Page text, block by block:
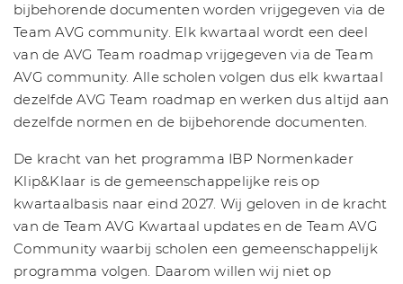
bijbehorende documenten worden vrijgegeven via de
Team AVG community. Elk kwartaal wordt een deel
van de AVG Team roadmap vrijgegeven via de Team
AVG community. Alle scholen volgen dus elk kwartaal
dezelfde AVG Team roadmap en werken dus altijd aan
dezelfde normen en de bijbehorende documenten.
De kracht van het programma IBP Normenkader
Klip&Klaar is de gemeenschappelijke reis op
kwartaalbasis naar eind 2027. Wij geloven in de kracht
van de Team AVG Kwartaal updates en de Team AVG
Community waarbij scholen een gemeenschappelijk
programma volgen. Daarom willen wij niet op